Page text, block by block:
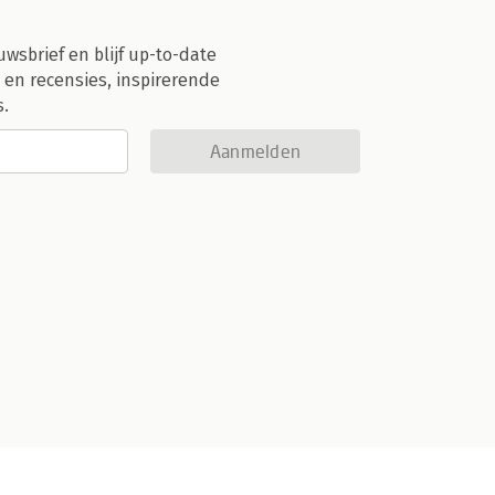
en blijf up-to-date
recensies, inspirerende
Aanmelden